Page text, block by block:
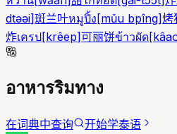
dtəəi]斑兰叶หมูปิ้ง[mǔu bpîng]烤
炸เครป[krêep]可丽饼ข้าวผัด[
อาหารริมทาง
在词典中查询 开始学泰语